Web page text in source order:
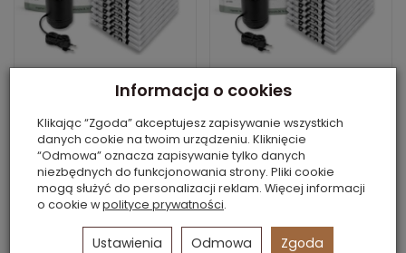
NA UBRANIA 50 x 70
Dostępne
Z POMPKĄ ELEKTRYCZNĄ,
NA UBRANIA, POŚCIEL,
PLUSZAKI
51,45 zł
NA UBRANIA 60 x 70
Brak
Z POMPKĄ ELEKTRYCZNĄ,
NA UBRANIA, POŚCIEL,
PLUSZAKI
56,67 zł
Informacja o cookies
Klikając “Zgoda” akceptujesz zapisywanie wszystkich
danych cookie na twoim urządzeniu. Kliknięcie
“Odmowa” oznacza zapisywanie tylko danych
niezbędnych do funkcjonowania strony. Pliki cookie
mogą służyć do personalizacji reklam. Więcej informacji
o cookie wpolityce prywatności.
Ustawienia Odmowa Zgoda